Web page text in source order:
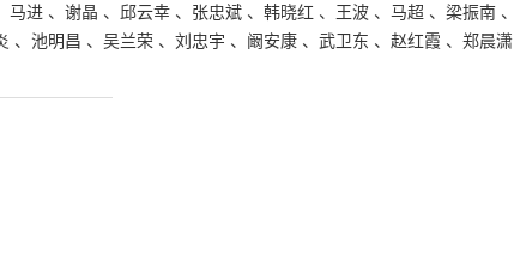
马进 、 谢晶 、 邱云幸 、 张忠斌 、 韩晓红 、 王波 、 马超 、 梁振南 、
、 池明昌 、 吴兰荣 、 刘忠宇 、 阚安康 、 武卫东 、 赵红霞 、 郑晨潇